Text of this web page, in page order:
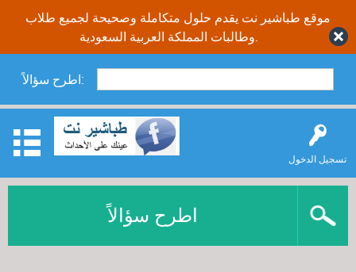
موقع طباشير نت يقدم حلول متكاملة وصحيحة لجميع طلاب
اطرح سؤالاً:
تسجيل الدخول
اطرح سؤالاً